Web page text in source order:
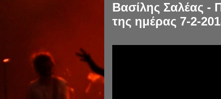
Βασίλης Σαλέας -
της ημέρας 7-2-